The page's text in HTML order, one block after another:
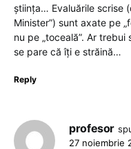
știința… Evaluările scrise
Minister”) sunt axate pe
nu pe „toceală”. Ar
se pare că îți e străină…
Reply
profesor
27 noiembrie